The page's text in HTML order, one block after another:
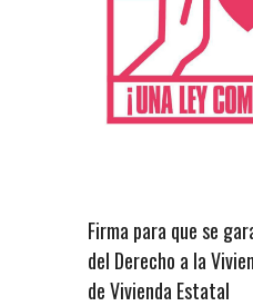
Firma para que se
del Derecho a la
de Vivienda Estatal